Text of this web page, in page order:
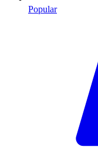
Popular